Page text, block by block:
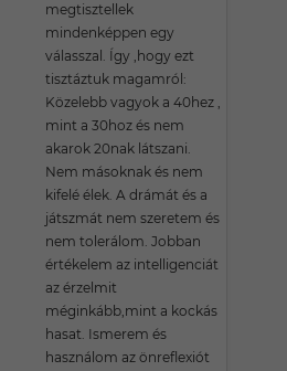
megtisztellek
mindenképpen egy
válasszal. Így ,hogy ezt
tisztáztuk magamról:
Közelebb vagyok a 40hez ,
mint a 30hoz és nem
akarok 20nak látszani.
Nem másoknak és nem
kifelé élek. A drámát és a
játszmát nem szeretem és
nem tolerálom. Jobban
értékelem az intelligenciát
az érzelmit
méginkább,mint a kockás
hasat. Ismerem és
használom az önreflexiót